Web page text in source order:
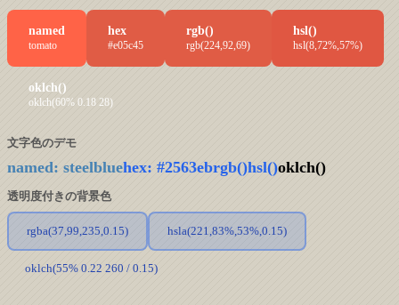
named
tomato
hex
#e05c45
rgb()
rgb(224,92,69)
hsl()
hsl(8,72%,57%)
oklch()
oklch(60% 0.18 28)
文字色のデモ
named: steelbluehex: #2563ebrgb()hsl()oklch()
透明度付きの背景色
rgba(37,99,235,0.15) hsla(221,83%,53%,0.15)
oklch(55% 0.22 260 / 0.15)